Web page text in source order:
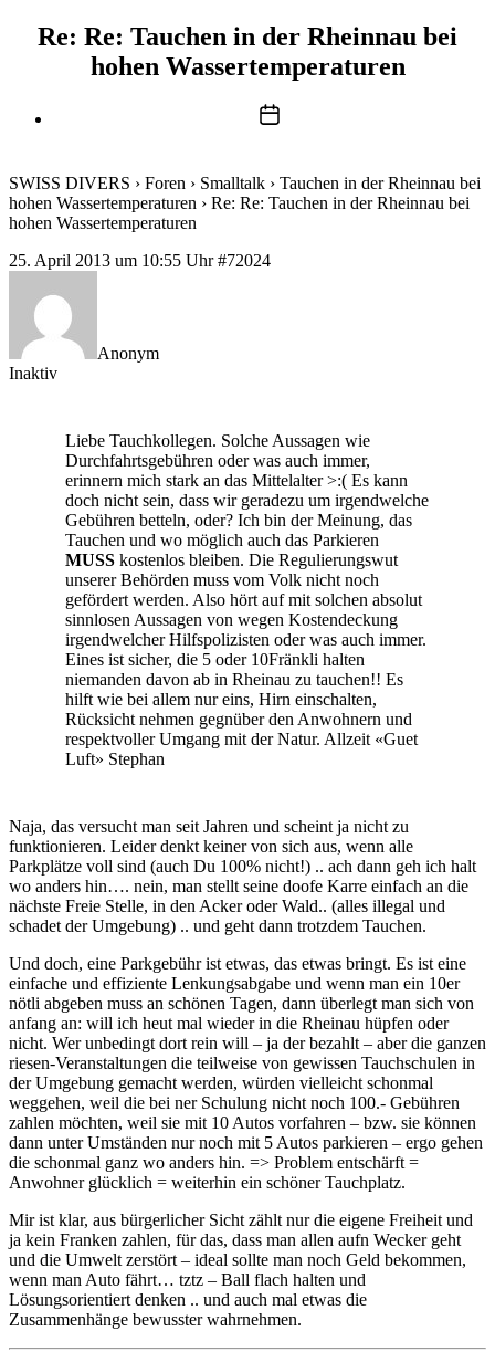
Re: Re: Tauchen in der Rheinnau bei
hohen Wassertemperaturen
Beitragsdatum
SWISS DIVERS › Foren › Smalltalk › Tauchen in der Rheinnau bei
hohen Wassertemperaturen › Re: Re: Tauchen in der Rheinnau bei
hohen Wassertemperaturen
25. April 2013 um 10:55 Uhr #72024
Anonym
Inaktiv
Liebe Tauchkollegen. Solche Aussagen wie
Durchfahrtsgebühren oder was auch immer,
erinnern mich stark an das Mittelalter >:( Es kann
doch nicht sein, dass wir geradezu um irgendwelche
Gebühren betteln, oder? Ich bin der Meinung, das
Tauchen und wo möglich auch das Parkieren
MUSS kostenlos bleiben. Die Regulierungswut
unserer Behörden muss vom Volk nicht noch
gefördert werden. Also hört auf mit solchen absolut
sinnlosen Aussagen von wegen Kostendeckung
irgendwelcher Hilfspolizisten oder was auch immer.
Eines ist sicher, die 5 oder 10Fränkli halten
niemanden davon ab in Rheinau zu tauchen!! Es
hilft wie bei allem nur eins, Hirn einschalten,
Rücksicht nehmen gegnüber den Anwohnern und
respektvoller Umgang mit der Natur. Allzeit «Guet
Luft» Stephan
Naja, das versucht man seit Jahren und scheint ja nicht zu
funktionieren. Leider denkt keiner von sich aus, wenn alle
Parkplätze voll sind (auch Du 100% nicht!) .. ach dann geh ich halt
wo anders hin…. nein, man stellt seine doofe Karre einfach an die
nächste Freie Stelle, in den Acker oder Wald.. (alles illegal und
schadet der Umgebung) .. und geht dann trotzdem Tauchen.
Und doch, eine Parkgebühr ist etwas, das etwas bringt. Es ist eine
einfache und effiziente Lenkungsabgabe und wenn man ein 10er
nötli abgeben muss an schönen Tagen, dann überlegt man sich von
anfang an: will ich heut mal wieder in die Rheinau hüpfen oder
nicht. Wer unbedingt dort rein will – ja der bezahlt – aber die ganzen
riesen-Veranstaltungen die teilweise von gewissen Tauchschulen in
der Umgebung gemacht werden, würden vielleicht schonmal
weggehen, weil die bei ner Schulung nicht noch 100.- Gebühren
zahlen möchten, weil sie mit 10 Autos vorfahren – bzw. sie können
dann unter Umständen nur noch mit 5 Autos parkieren – ergo gehen
die schonmal ganz wo anders hin. => Problem entschärft =
Anwohner glücklich = weiterhin ein schöner Tauchplatz.
Mir ist klar, aus bürgerlicher Sicht zählt nur die eigene Freiheit und
ja kein Franken zahlen, für das, dass man allen aufn Wecker geht
und die Umwelt zerstört – ideal sollte man noch Geld bekommen,
wenn man Auto fährt… tztz – Ball flach halten und
Lösungsorientiert denken .. und auch mal etwas die
Zusammenhänge bewusster wahrnehmen.